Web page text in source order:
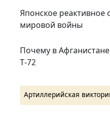
Японское реактивное
мировой войны
Почему в
Т‑72
Артиллерийская